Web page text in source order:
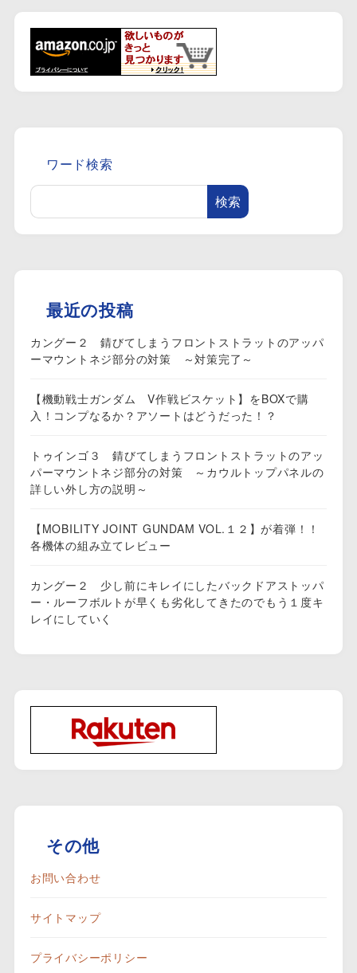
ワード検索
検索
最近の投稿
カングー２ 錆びてしまうフロントストラットのアッパ
ーマウントネジ部分の対策 ～対策完了～
【機動戦士ガンダム V作戦ビスケット】をBOXで購
入！コンプなるか？アソートはどうだった！？
トゥインゴ３ 錆びてしまうフロントストラットのアッ
パーマウントネジ部分の対策 ～カウルトップパネルの
詳しい外し方の説明～
【MOBILITY JOINT GUNDAM VOL.１２】が着弾！！
各機体の組み立てレビュー
カングー２ 少し前にキレイにしたバックドアストッパ
ー・ルーフボルトが早くも劣化してきたのでもう１度キ
レイにしていく
その他
お問い合わせ
サイトマップ
プライバシーポリシー